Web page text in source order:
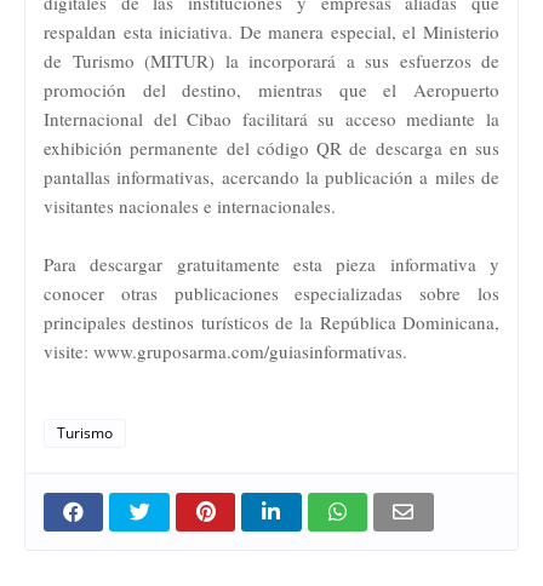
respaldan esta iniciativa. De manera especial, el Ministerio
de Turismo (MITUR) la incorporará a sus esfuerzos de
promoción del destino, mientras que el Aeropuerto
Internacional del Cibao facilitará su acceso mediante la
exhibición permanente del código QR de descarga en sus
pantallas informativas, acercando la publicación a miles de
visitantes nacionales e internacionales.
Para descargar gratuitamente esta pieza informativa y
conocer otras publicaciones especializadas sobre los
principales destinos turísticos de la República Dominicana,
visite: www.gruposarma.com/guiasinformativas.
Turismo